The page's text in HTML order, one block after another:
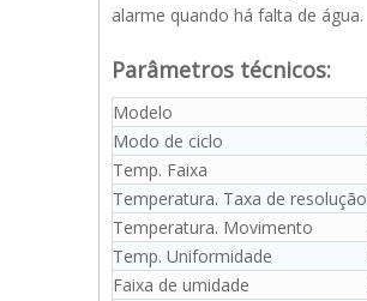
alarme quando há falta de água.
Parâmetros técnicos:
Modelo
Modo de ciclo
Temp. Faixa
Temperatura. Taxa de resolução
Temperatura. Movimento
Temp. Uniformidade
Faixa de umidade